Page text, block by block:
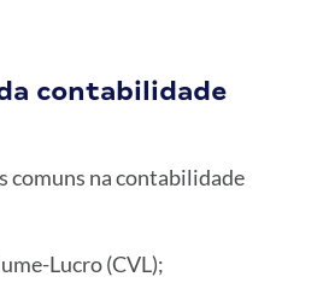
contabilidade
comuns na contabilidade
Lucro (CVL);